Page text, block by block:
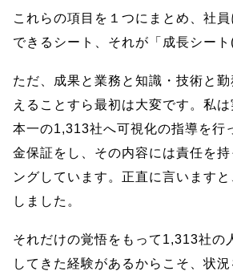
これらの項目を１つにまとめ、社
できるシート、それが「成長シート
ただ、成果と業務と知識・技術と
えることすら最初は大変です。私
本一の1,313社へ可視化の指導を行
金保証をし、その内容には責任を
ングしています。正直に言います
しました。
それだけの覚悟をもって1,313社の
してきた経験があるからこそ、状